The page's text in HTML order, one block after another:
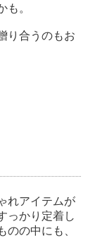
も。
り合うのもお
れアイテムが
っかり定着し
のの中にも、